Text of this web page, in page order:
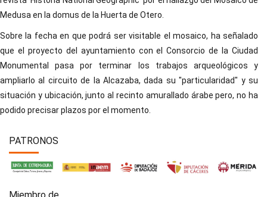
Medusa en la domus de la Huerta de Otero.
Sobre la fecha en que podrá ser visitable el mosaico, ha señalado
que el proyecto del ayuntamiento con el Consorcio de la Ciudad
Monumental pasa por terminar los trabajos arqueológicos y
ampliarlo al circuito de la Alcazaba, dada su "particularidad" y su
situación y ubicación, junto al recinto amurallado árabe pero, no ha
podido precisar plazos por el momento.
PATRONOS